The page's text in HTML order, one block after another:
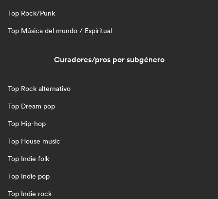
Top Rock/Punk
Top Música del mundo / Espiritual
Curadores/pros por subgénero
Top Rock alternativo
Top Dream pop
Top Hip-hop
Top House music
Top Indie folk
Top Indie pop
Top Indie rock